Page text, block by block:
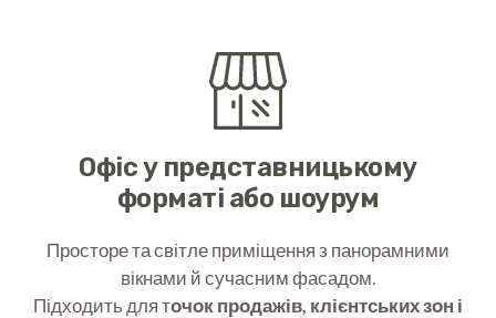
Офіс у представницькому
форматі або шоурум
Просторе та світле приміщення з панорамними
вікнами й сучасним фасадом.
Підходить для точок продажів, клієнтських зон і